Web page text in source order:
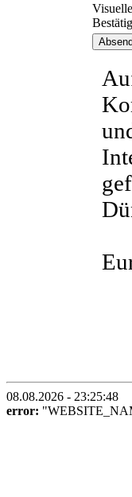
Visuelle
08.08.2026 - 23:25:48
error: